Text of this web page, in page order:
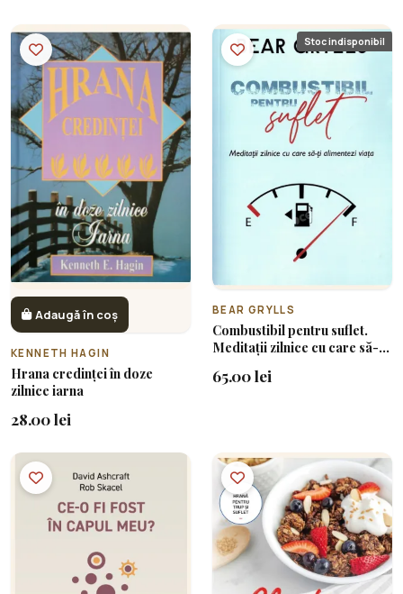
Adaugă în coș
KENNETH HAGIN
Hrana credinței în doze
zilnice iarna
28.00 lei
Stoc indisponibil
BEAR GRYLLS
Combustibil pentru suflet.
Meditații zilnice cu care să-ți
65.00 lei